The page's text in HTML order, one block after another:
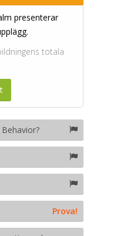
presenterar
totala
Prova!